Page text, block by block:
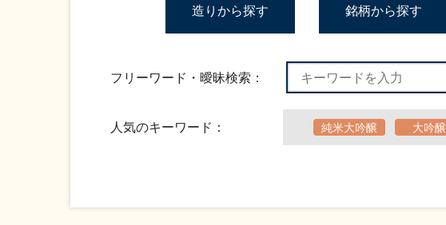
造りから探す 銘柄から探す
フリーワード・曖昧検索：
人気のキーワード： 純米大吟醸 大吟醸